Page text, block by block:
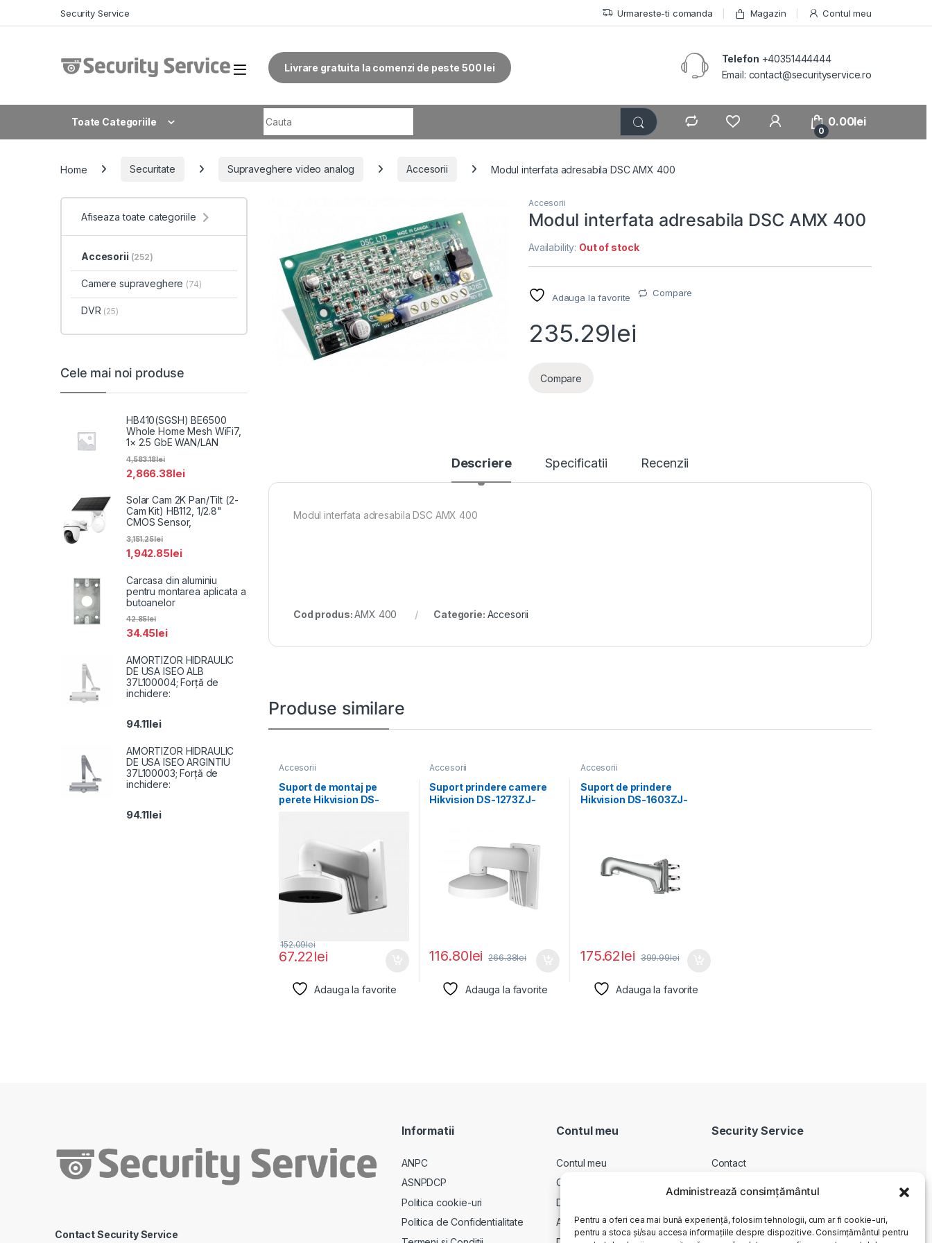
Administrează consimțământul
Pentru a oferi cea mai bună experiență, folosim tehnologii, cum ar fi cookie-uri,
pentru a stoca și/sau accesa informațiile despre dispozitive. Consimțământul pentru
Security Service Urmareste-ti comanda Magazin Contul meu
Livrare gratuita la comenzi de peste 500 lei
Telefon +40351444444
Email: contact@securityservice.ro
Toate Categoriile
0
0.00lei
Home Securitate Supraveghere video analog Accesorii Modul interfata adresabila DSC AMX 400
Accesorii
Modul interfata adresabila DSC AMX 400
Availability: Out of stock
Adauga la favorite Compare
235.29lei
Compare
Descriere Specificatii Recenzii
Modul interfata adresabila DSC AMX 400
Cod produs:AMX 400 Categorie: Accesorii
Produse similare
Accesorii
Suport de montaj pe
perete Hikvision DS-
67.22lei
152.09lei
Adauga la favorite
Accesorii
Suport prindere camere
Hikvision DS-1273ZJ-
116.80lei 266.38lei
Adauga la favorite
Accesorii
Suport de prindere
Hikvision DS-1603ZJ-
175.62lei 399.99lei
Adauga la favorite
Afiseaza toate categoriile
Accesorii (252)
Camere supraveghere (74)
DVR (25)
Cele mai noi produse
HB410(SGSH) BE6500
Whole Home Mesh WiFi7,
1× 2.5 GbE WAN/LAN
2,866.38lei
4,583.18lei
Solar Cam 2K Pan/Tilt (2-
Cam Kit) HB112, 1/2.8"
CMOS Sensor,
1,942.85lei
3,151.25lei
Carcasa din aluminiu
pentru montarea aplicata a
butoanelor
34.45lei
42.85lei
AMORTIZOR HIDRAULIC
DE USA ISEO ALB
37L100004; Forță de
inchidere:
94.11lei
AMORTIZOR HIDRAULIC
DE USA ISEO ARGINTIU
37L100003; Forță de
inchidere:
94.11lei
Contact Security Service
Informatii
ANPC
ASNPDCP
Politica cookie-uri
Politica de Confidentialitate
Contul meu
Contul meu
Comenzi
Descarcari
Adrese
Security Service
Contact
Service si garantie